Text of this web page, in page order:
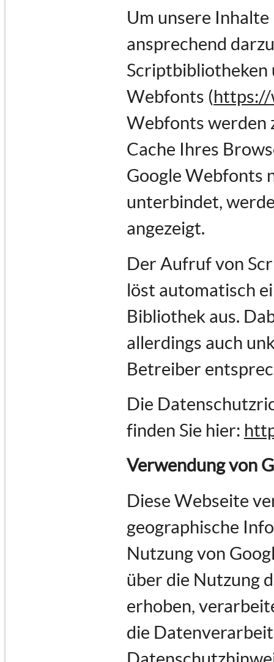
Um unsere
ansprechend
Scriptbibliotheken
Webfonts (https://
Webfonts werden
Cache Ihres
Google Webfonts
unterbindet,
angezeigt.
Der Aufruf von
löst automatisch
Bibliothek aus.
allerdings auch
Betreiber
Die
finden Sie hier:
Verwendung von
Diese Webseite
geographische
Nutzung von
über die Nutzung
erhoben,
die